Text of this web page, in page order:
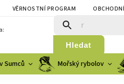
VĚRNOSTNÍ PROGRAM
Hledat
Sumců Mořský rybolov